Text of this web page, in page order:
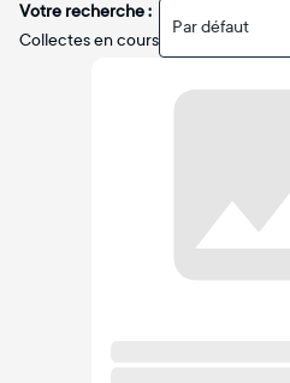
Votre recherche :
Collectes en cours
Par défaut